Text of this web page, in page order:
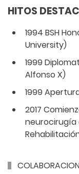
HITOS
1994 BSH
University)
1999
Alfonso X)
1999
2017
neurocirugía